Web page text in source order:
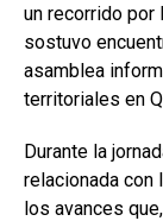
un recorrido por
sostuvo
asamblea
territoriales en
Durante la
relacionada con
los avances